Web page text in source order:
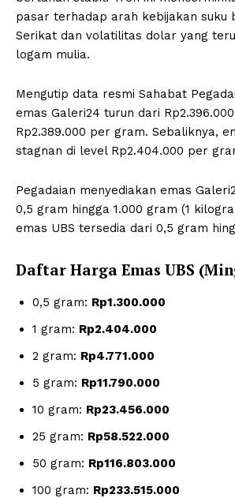
pasar terhadap arah kebijakan suku
Serikat dan volatilitas dolar yang
logam mulia.
Mengutip data resmi Sahabat
emas Galeri24 turun dari
Rp2.389.000 per gram. Sebaliknya,
stagnan di level Rp2.404.000 per
Pegadaian menyediakan emas
0,5 gram hingga 1.000 gram (1
emas UBS tersedia dari 0,5 gram
Daftar Harga Emas UBS
0,5 gram: Rp1.300.000
1 gram: Rp2.404.000
2 gram: Rp4.771.000
5 gram: Rp11.790.000
10 gram: Rp23.456.000
25 gram: Rp58.522.000
50 gram: Rp116.803.000
100 gram: Rp233.515.000